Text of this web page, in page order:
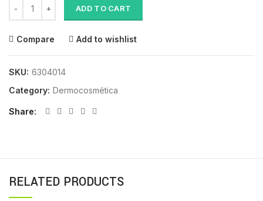
ADD TO CART
Compare Add to wishlist
SKU: 6304014
Category: Dermocosmética
Share
RELATED PRODUCTS